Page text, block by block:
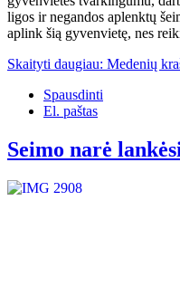
ligos ir negandos aplenktų
aplink šią gyvenvietę, nes
Skaityti daugiau: Medenių
Spausdinti
El. paštas
Seimo narė